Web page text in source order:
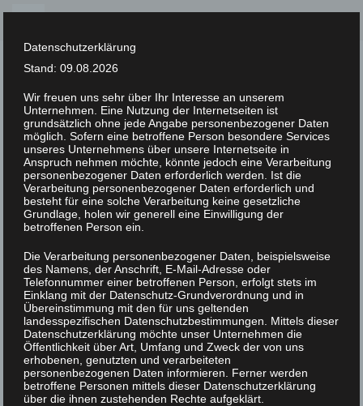
Skip
content
XLAB STIFTUNG
UNCATEGORIZED / 20. MÄRZ 2023
DSC07800
Datenschutzerklärung
Stand: 09.08.2026
Wir freuen uns sehr über Ihr Interesse an unserem
Unternehmen. Eine Nutzung der Internetseiten ist
grundsätzlich ohne jede Angabe personenbezogener Daten
möglich. Sofern eine betroffene Person besondere Services
unseres Unternehmens über unsere Internetseite in
Anspruch nehmen möchte, könnte jedoch eine Verarbeitung
personenbezogener Daten erforderlich werden. Ist die
Verarbeitung personenbezogener Daten erforderlich und
besteht für eine solche Verarbeitung keine gesetzliche
Grundlage, holen wir generell eine Einwilligung der
betroffenen Person ein.
Die Verarbeitung personenbezogener Daten, beispielsweise
des Namens, der Anschrift, E-Mail-Adresse oder
Telefonnummer einer betroffenen Person, erfolgt stets im
Einklang mit der Datenschutz-Grundverordnung und in
Übereinstimmung mit den für uns geltenden
landesspezifischen Datenschutzbestimmungen. Mittels dieser
Datenschutzerklärung möchte unser Unternehmen die
Öffentlichkeit über Art, Umfang und Zweck der von uns
erhobenen, genutzten und verarbeiteten
personenbezogenen Daten informieren. Ferner werden
betroffene Personen mittels dieser Datenschutzerklärung
über die ihnen zustehenden Rechte aufgeklärt.